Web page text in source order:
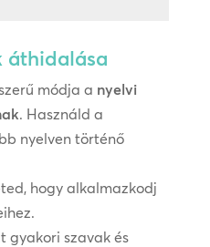
áthidalása
módja a nyelvi
. Használd a
nyelven történő
hogy alkalmazkodj
gyakori szavak és